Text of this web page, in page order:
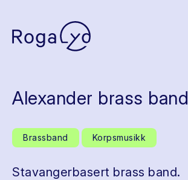
Alexander brass band
Brassband Korpsmusikk
Stavangerbasert brass band.